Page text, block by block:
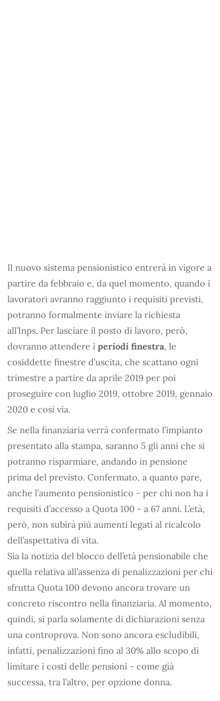
Il nuovo sistema pensionistico entrerà in vigore a
partire da febbraio e, da quel momento, quando i
lavoratori avranno raggiunto i requisiti previsti,
potranno formalmente inviare la richiesta
all’Inps. Per lasciare il posto di lavoro, però,
dovranno attendere i periodi finestra, le
cosiddette finestre d’uscita, che scattano ogni
trimestre a partire da aprile 2019 per poi
proseguire con luglio 2019, ottobre 2019, gennaio
2020 e così via.
Se nella finanziaria verrà confermato l’impianto
presentato alla stampa, saranno 5 gli anni che si
potranno risparmiare, andando in pensione
prima del previsto. Confermato, a quanto pare,
anche l’aumento pensionistico - per chi non ha i
requisiti d’accesso a Quota 100 - a 67 anni. L’età,
però, non subirà più aumenti legati al ricalcolo
dell’aspettativa di vita.
Sia la notizia del blocco dell’età pensionabile che
quella relativa all’assenza di penalizzazioni per chi
sfrutta Quota 100 devono ancora trovare un
concreto riscontro nella finanziaria. Al momento,
quindi, si parla solamente di dichiarazioni senza
una controprova. Non sono ancora escludibili,
infatti, penalizzazioni fino al 30% allo scopo di
limitare i costi delle pensioni - come già
successa, tra l’altro, per opzione donna.